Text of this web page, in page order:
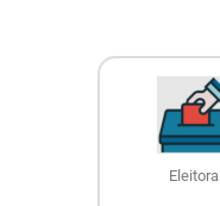
Eleitoral